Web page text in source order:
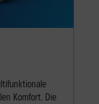
Komfort. Die